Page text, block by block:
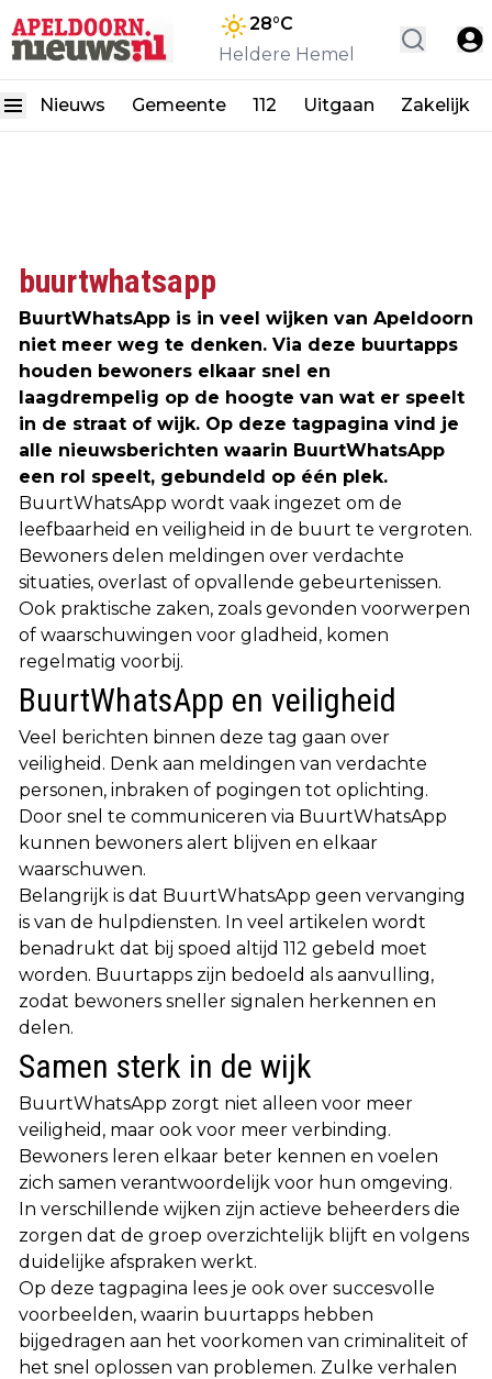
28°C
Heldere Hemel
Nieuws Gemeente 112 Uitgaan Zakelijk
buurtwhatsapp
BuurtWhatsApp is in veel wijken van Apeldoorn
niet meer weg te denken. Via deze buurtapps
houden bewoners elkaar snel en
laagdrempelig op de hoogte van wat er speelt
in de straat of wijk. Op deze tagpagina vind je
alle nieuwsberichten waarin BuurtWhatsApp
een rol speelt, gebundeld op één plek.
BuurtWhatsApp wordt vaak ingezet om de
leefbaarheid en veiligheid in de buurt te vergroten.
Bewoners delen meldingen over verdachte
situaties, overlast of opvallende gebeurtenissen.
Ook praktische zaken, zoals gevonden voorwerpen
of waarschuwingen voor gladheid, komen
regelmatig voorbij.
BuurtWhatsApp en veiligheid
Veel berichten binnen deze tag gaan over
veiligheid. Denk aan meldingen van verdachte
personen, inbraken of pogingen tot oplichting.
Door snel te communiceren via BuurtWhatsApp
kunnen bewoners alert blijven en elkaar
waarschuwen.
Belangrijk is dat BuurtWhatsApp geen vervanging
is van de hulpdiensten. In veel artikelen wordt
benadrukt dat bij spoed altijd 112 gebeld moet
worden. Buurtapps zijn bedoeld als aanvulling,
zodat bewoners sneller signalen herkennen en
delen.
Samen sterk in de wijk
BuurtWhatsApp zorgt niet alleen voor meer
veiligheid, maar ook voor meer verbinding.
Bewoners leren elkaar beter kennen en voelen
zich samen verantwoordelijk voor hun omgeving.
In verschillende wijken zijn actieve beheerders die
zorgen dat de groep overzichtelijk blijft en volgens
duidelijke afspraken werkt.
Op deze tagpagina lees je ook over succesvolle
voorbeelden, waarin buurtapps hebben
bijgedragen aan het voorkomen van criminaliteit of
het snel oplossen van problemen. Zulke verhalen